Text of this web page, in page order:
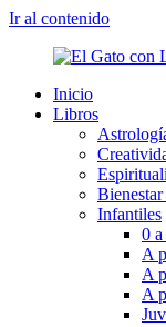
Ir al contenido
Inicio
Libros
Infantiles
0 a
A
A
A